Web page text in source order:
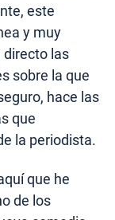
este
y muy
directo las
sobre la que
hace las
que
la periodista.
que he
de los